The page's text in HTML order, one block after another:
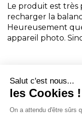
Le produit est très
recharger la
Heureusement
appareil photo.
CONTACT